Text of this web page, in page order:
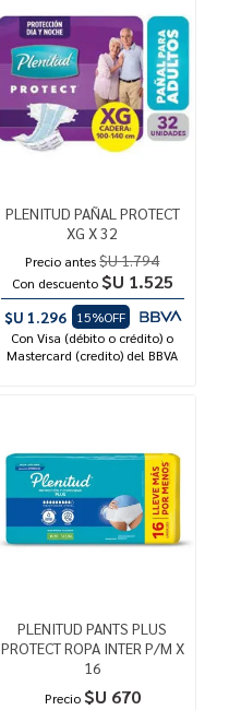
PLENITUD PAÑAL PROTECT
XG X 32
Precio antes $U 1.794
Con descuento $U 1.525
$U 1.296
15%OFF
Con Visa (débito o crédito) o
Mastercard (credito) del BBVA
PLENITUD PANTS PLUS
PROTECT ROPA INTER P/M X
16
Precio $U 670